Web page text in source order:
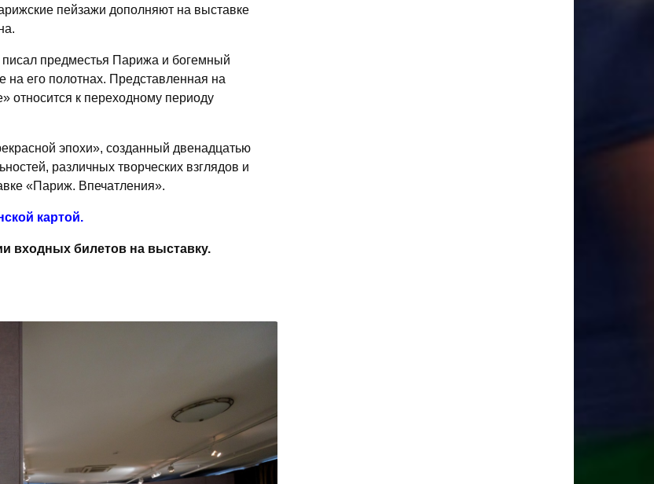
пейзажи дополняют на выставке
предместья Парижа и богемный
его полотнах. Представленная на
относится к переходному периоду
эпохи», созданный двенадцатью
различных творческих взглядов и
«Париж. Впечатления».
картой.
входных билетов на выставку.